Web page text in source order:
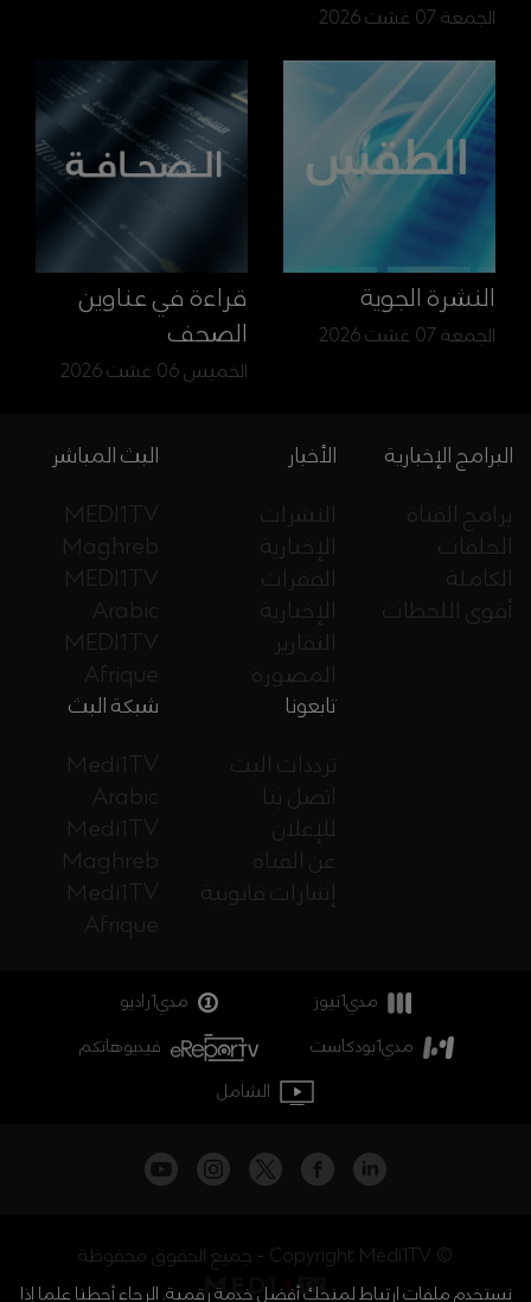
الجمعة 07 غشت 2026
النشرة الجوية
الجمعة 07 غشت 2026
قراءة في عناوين
الصحف
الخميس 06 غشت 2026
البث المباشر
MEDI1TV
Maghreb
MEDI1TV
Arabic
MEDI1TV
Afrique
الأخبار
النشرات
الإخبارية
الفقرات
الإخبارية
التقارير
المصورة
البرامج الإخبارية
برامج القناة
الحلقات
الكاملة
أقوى اللحظات
شبكة البث
Medi1TV
Arabic
Medi1TV
Maghreb
Medi1TV
Afrique
تابعونا
ترددات البث
اتصل بنا
للإعلان
عن القناة
إشارات قانونية
مدي1نيوز
مدي1راديو
مدي1بودكاست
فيديوهاتكم
الشامل
جميع الحقوق محفوظة - Copyright Medi1TV ©
نستخدم ملفات ارتباط لمنحك أفضل خدمة رقمية. الرجاء أحطنا علما إذا